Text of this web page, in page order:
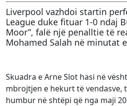
Liverpool vazhdoi startin
League duke fituar 1-0 ndaj
Moor”, falë një penalltie të
Mohamed Salah në minutat
Skuadra e Arne Slot hasi në
mbrojtjen e hekurt të vendasve,
humbur në shtëpi që nga maji